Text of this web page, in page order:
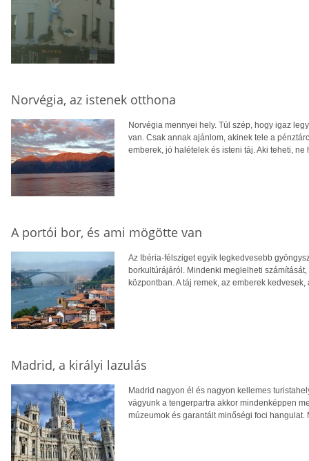
Norvégia, az istenek otthona
Norvégia mennyei hely. Túl szép, hogy igaz
van. Csak annak ajánlom, akinek tele a
emberek, jó halételek és isteni táj. Aki teheti, ne
A portói bor, és ami mögötte van
Az Ibéria-félsziget egyik legkedvesebb
borkultúrájáról. Mindenki meglelheti
központban. A táj remek, az emberek
Madrid, a királyi lazulás
Madrid nagyon él és nagyon kellemes
vágyunk a tengerpartra akkor mindenképpen
múzeumok és garantált minőségi foci